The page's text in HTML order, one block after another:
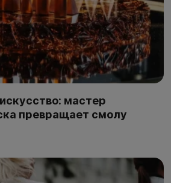
мастер
превращает смолу